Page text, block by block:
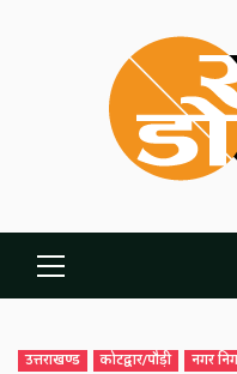
Primary
Menu
उत्तराखण्ड कोटद्वार/पौड़ी नगर